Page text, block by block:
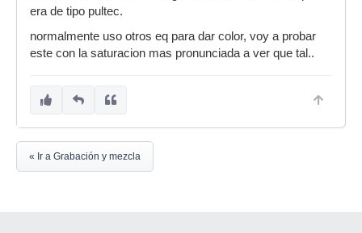
era de tipo pultec.
normalmente uso otros eq para dar color, voy a probar
este con la saturacion mas pronunciada a ver que tal..
« Ir a Grabación y mezcla